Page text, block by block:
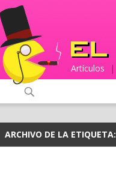
Artículos |
ARCHIVO DE LA ETIQUETA: